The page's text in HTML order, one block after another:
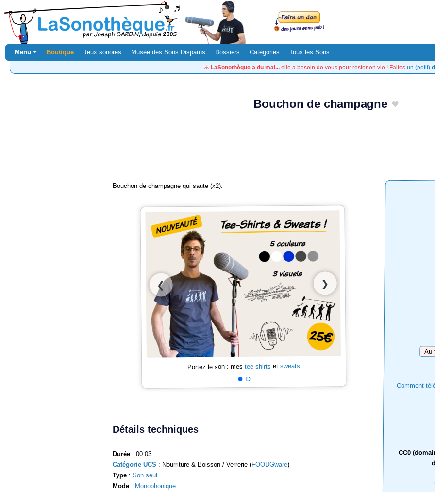
Menu ⏷ Boutique Jeux sonores Musée des Sons Disparus Dossiers Catégories Tous les Sons
⚠️ LaSonothèque a du mal... elle a besoin de vous pour rester en vie ! Faites un (petit)
Bouchon de champagne
Comment
CC0
Bouchon de champagne qui saute (x2).
❮ ❯
Portez le son : mestee-shirts etsweats
Détails techniques
Durée : 00:03
Catégorie UCS : Nourriture & Boisson / Verrerie (FOODGware)
Type : Son seul
Mode : Monophonique